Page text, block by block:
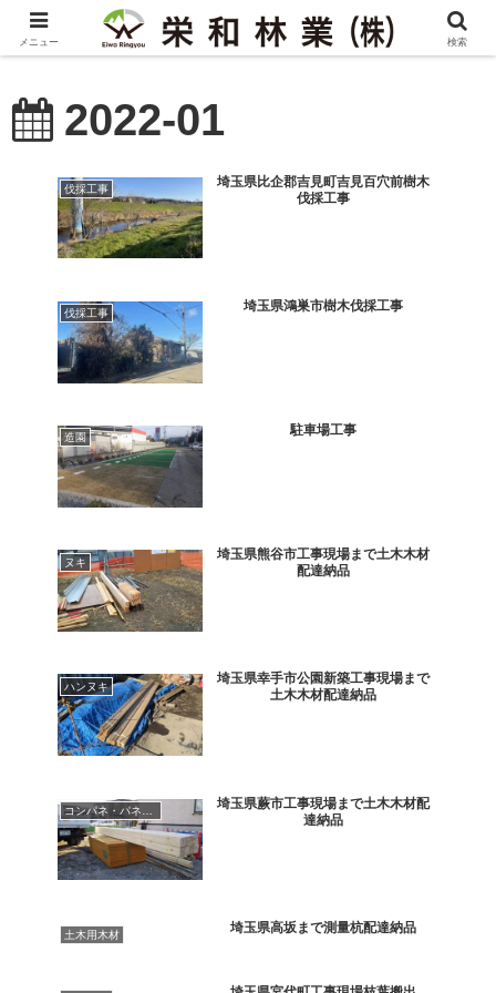
2022-01
伐採工事
埼玉県比企郡吉見町吉見百穴前樹木
伐採工事
伐採工事 埼玉県鴻巣市樹木伐採工事
造園 駐車場工事
ヌキ
埼玉県熊谷市工事現場まで土木木材
配達納品
ハンヌキ
埼玉県幸手市公園新築工事現場まで
土木木材配達納品
埼玉県蕨市工事現場まで土木木材配
達納品
土木用木材 埼玉県高坂まで測量杭配達納品
メニュー 検索